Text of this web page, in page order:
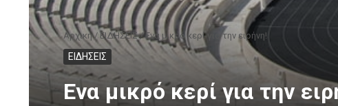
Αρχική/ΕΙΔΗΣΕΙΣ/Eνα μικρό κερί για την ειρήνη!
ΕΙΔΗΣΕΙΣ
Eνα μικρό κερί για την